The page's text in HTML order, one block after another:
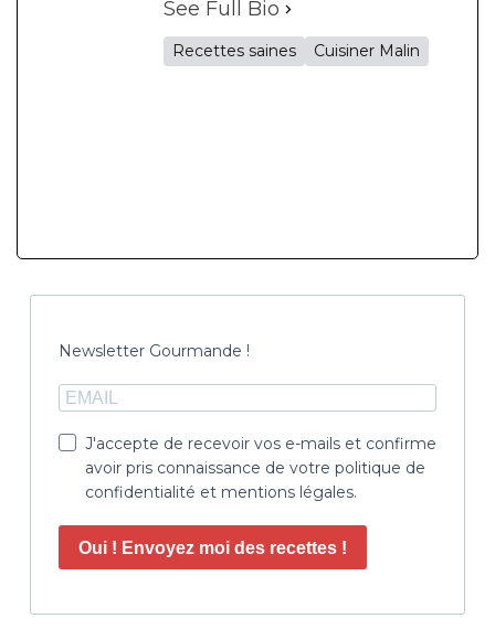
See Full Bio
Recettes saines Cuisiner Malin
Newsletter Gourmande !
J'accepte de recevoir vos e-mails et confirme
avoir pris connaissance de votre politique de
confidentialité et mentions légales.
Oui ! Envoyez moi des recettes !